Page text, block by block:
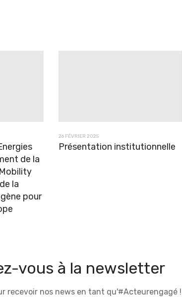
de la
la
pour
26 FÉVRIER 2025
Présentation institutionnelle
vous à la newsletter
recevoir nos news en tant qu'#Acteurengagé !